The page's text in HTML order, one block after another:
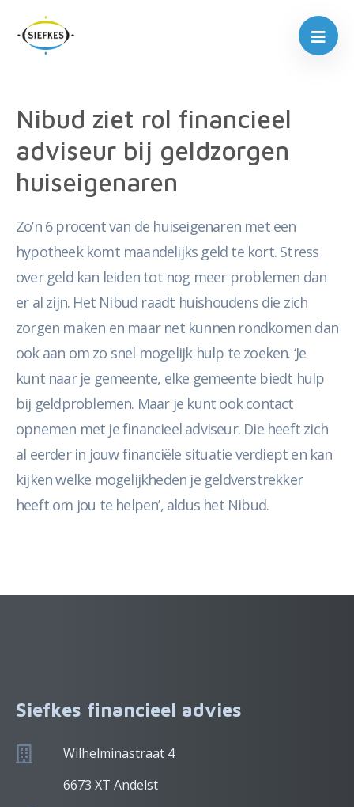
Nibud ziet rol financieel
adviseur bij geldzorgen
huiseigenaren
Zo’n 6 procent van de huiseigenaren met een
hypotheek komt maandelijks geld te kort. Stress
over geld kan leiden tot nog meer problemen dan
er al zijn. Het Nibud raadt huishoudens die zich
zorgen maken en maar net kunnen rondkomen dan
ook aan om zo snel mogelijk hulp te zoeken. ‘Je
kunt naar je gemeente, elke gemeente biedt hulp
bij geldproblemen. Maar je kunt ook contact
opnemen met je financieel adviseur. Die heeft zich
al eerder in jouw financiële situatie verdiept en kan
kijken welke mogelijkheden je geldverstrekker
heeft om jou te helpen’, aldus het Nibud.
Siefkes financieel advies
Wilhelminastraat 4
6673 XT Andelst